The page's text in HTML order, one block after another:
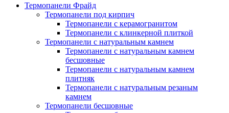
Термопанели Фрайд
Термопанели под кирпич
Термопанели с керамогранитом
Термопанели с клинкерной плиткой
Термопанели с натуральным камнем
Термопанели с натуральным камнем
бесшовные
Термопанели с натуральным камнем
плитняк
Термопанели с натуральным резаным
камнем
Термопанели бесшовные